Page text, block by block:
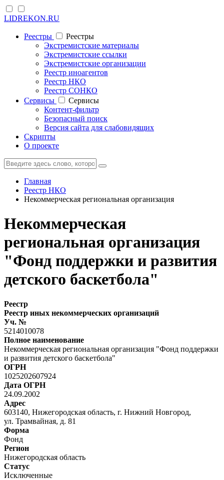
LIDREKON.RU
Реестры
Реестры
Экстремистские материалы
Экстремистские ссылки
Экстремистские организации
Реестр иноагентов
Реестр НКО
Реестр СОНКО
Cервисы
Cервисы
Контент-фильтр
Безопасный поиск
Версия сайта для слабовидящих
Скрипты
О проекте
Главная
Реестр НКО
Некоммерческая региональная организация
Некоммерческая
региональная организация
"Фонд поддержки и развития
детского баскетбола"
Реестр
Реестр иных некоммерческих организаций
Уч. №
5214010078
Полное наименование
Некоммерческая региональная организация "Фонд поддержки
и развития детского баскетбола"
ОГРН
1025202607924
Дата ОГРН
24.09.2002
Адрес
603140, Нижегородская область, г. Нижний Новгород,
ул. Трамвайная, д. 81
Форма
Фонд
Регион
Нижегородская область
Статус
Исключенные